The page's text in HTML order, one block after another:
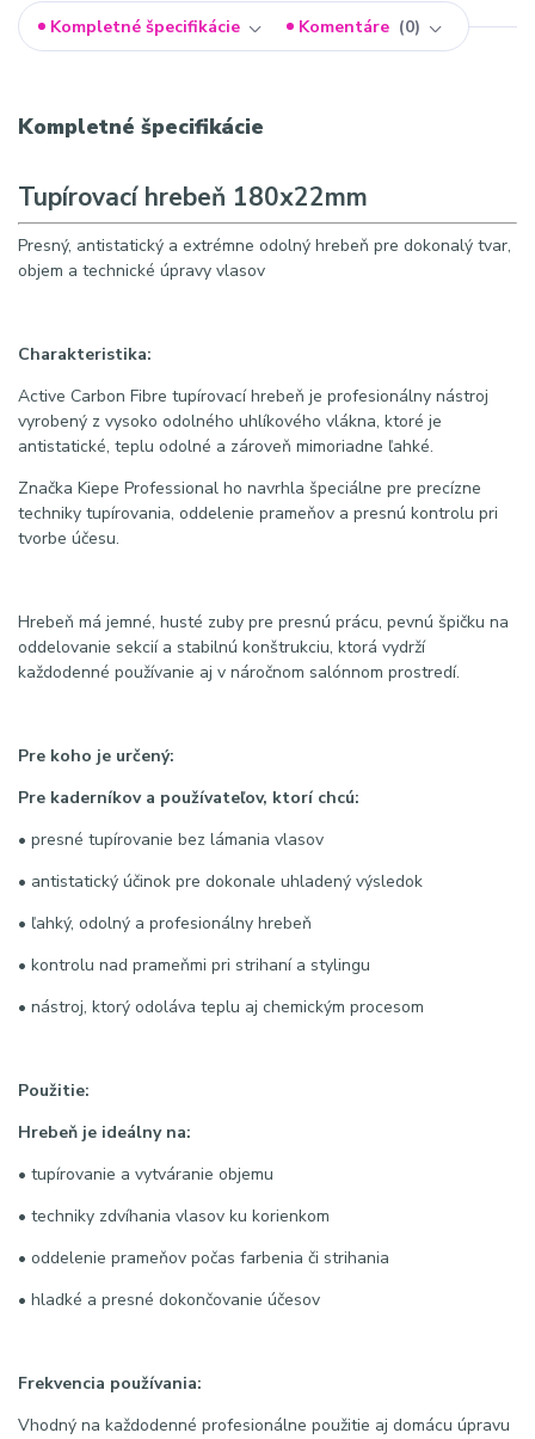
Kompletné špecifikácie Komentáre 0
Kompletné špecifikácie
Tupírovací hrebeň 180x22mm
Presný, antistatický a extrémne odolný hrebeň pre dokonalý tvar,
objem a technické úpravy vlasov
Charakteristika:
Active Carbon Fibre tupírovací hrebeň je profesionálny nástroj
vyrobený z vysoko odolného uhlíkového vlákna, ktoré je
antistatické, teplu odolné a zároveň mimoriadne ľahké.
Značka Kiepe Professional ho navrhla špeciálne pre precízne
techniky tupírovania, oddelenie prameňov a presnú kontrolu pri
tvorbe účesu.
Hrebeň má jemné, husté zuby pre presnú prácu, pevnú špičku na
oddelovanie sekcií a stabilnú konštrukciu, ktorá vydrží
každodenné používanie aj v náročnom salónnom prostredí.
Pre koho je určený:
Pre kaderníkov a používateľov, ktorí chcú:
• presné tupírovanie bez lámania vlasov
• antistatický účinok pre dokonale uhladený výsledok
• ľahký, odolný a profesionálny hrebeň
• kontrolu nad prameňmi pri strihaní a stylingu
• nástroj, ktorý odoláva teplu aj chemickým procesom
Použitie:
Hrebeň je ideálny na:
• tupírovanie a vytváranie objemu
• techniky zdvíhania vlasov ku korienkom
• oddelenie prameňov počas farbenia či strihania
• hladké a presné dokončovanie účesov
Frekvencia používania:
Vhodný na každodenné profesionálne použitie aj domácu úpravu